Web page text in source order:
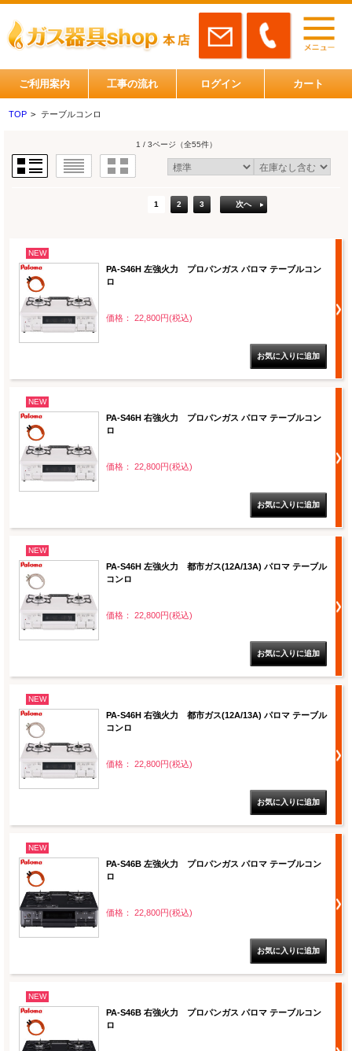
ご利用案内 工事の流れ ログイン カート
TOP > テーブルコンロ
1 / 3ページ （全55件）
1 2 3 次へ
NEW
PA-S46H 左強火力 プロパンガス パロマ テーブルコン
ロ
価格： 22,800円(税込)
NEW
PA-S46H 右強火力 プロパンガス パロマ テーブルコン
ロ
価格： 22,800円(税込)
NEW
PA-S46H 左強火力 都市ガス(12A/13A) パロマ テーブル
コンロ
価格： 22,800円(税込)
NEW
PA-S46H 右強火力 都市ガス(12A/13A) パロマ テーブル
コンロ
価格： 22,800円(税込)
NEW
PA-S46B 左強火力 プロパンガス パロマ テーブルコン
ロ
価格： 22,800円(税込)
NEW
PA-S46B 右強火力 プロパンガス パロマ テーブルコン
ロ